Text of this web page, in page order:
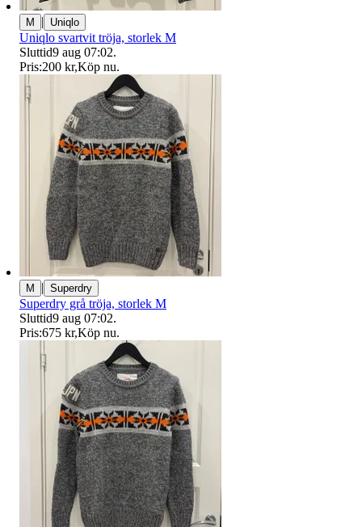
M | Uniqlo
Uniqlo svartvit tröja, storlek M
Sluttid9 aug 07:02.
Pris:200 kr,Köp nu.
M | Superdry
Superdry grå tröja, storlek M
Sluttid9 aug 07:02.
Pris:675 kr,Köp nu.